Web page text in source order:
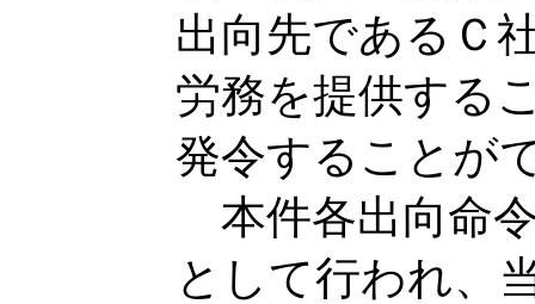
出向先であるＣ
労務を提供する
発令することが
本件各出向命
として行われ、